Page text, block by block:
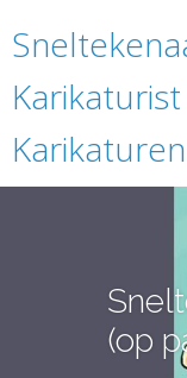
Karikaturen
(op